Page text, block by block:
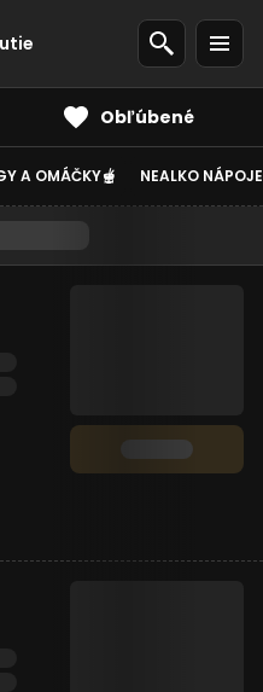
Obľúbené
A OMÁČKY🫕 NEALKO